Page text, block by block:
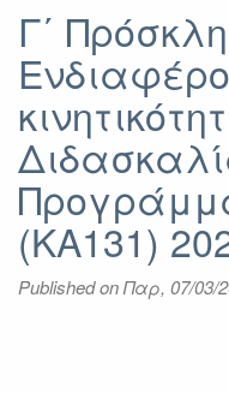
Γ΄
(KA131)
Published onΠαρ, 07/03/